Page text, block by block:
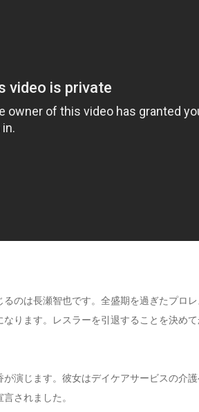
のは長瀬智也です。全盛期を過ぎたプロ
なります。レスラーを引退することを決め
演じます。彼女はデイケアサービスの介
されました。